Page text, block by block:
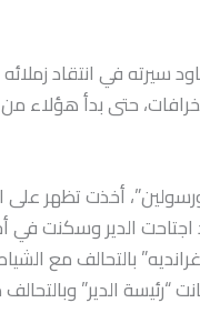
سيرته في انتقاد
حتى بدأ هؤلاء
أخذت تظهر
اجتاحت الدير وسكنت
بالتحالف مع
الدير”